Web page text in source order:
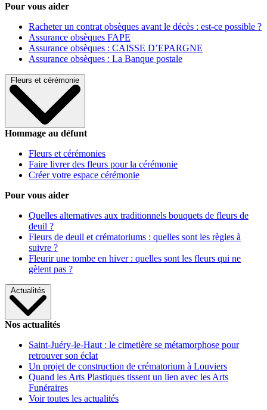
Pour vous aider
Racheter un contrat obsèques avant le décès : est-ce possible ?
Assurance obsèques FAPE
Assurance obsèques : CAISSE D’EPARGNE
Assurance obsèques : La Banque postale
Fleurs et cérémonie
Hommage au défunt
Fleurs et cérémonies
Faire livrer des fleurs pour la cérémonie
Créer votre espace cérémonie
Pour vous aider
Quelles alternatives aux traditionnels bouquets de fleurs de
deuil ?
Fleurs de deuil et crématoriums : quelles sont les règles à
suivre ?
Fleurir une tombe en hiver : quelles sont les fleurs qui ne
gèlent pas ?
Actualités
Nos actualités
Saint-Juéry-le-Haut : le cimetière se métamorphose pour
retrouver son éclat
Un projet de construction de crématorium à Louviers
Quand les Arts Plastiques tissent un lien avec les Arts
Funéraires
Voir toutes les actualités